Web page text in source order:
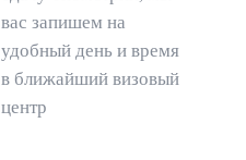
вас запишем на
удобный день и время
в ближайший визовый
центр